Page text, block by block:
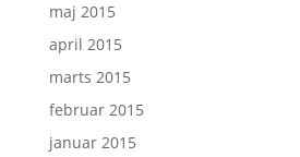
maj 2015
april 2015
marts 2015
februar 2015
januar 2015